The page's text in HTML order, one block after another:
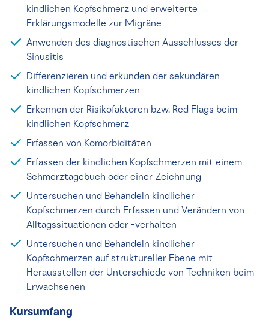
kindlichen Kopfschmerz und erweiterte
Erklärungsmodelle zur Migräne
Anwenden des diagnostischen Ausschlusses der
Sinusitis
Differenzieren und erkunden der sekundären
kindlichen Kopfschmerzen
Erkennen der Risikofaktoren bzw. Red Flags beim
kindlichen Kopfschmerz
Erfassen von Komorbiditäten
Erfassen der kindlichen Kopfschmerzen mit einem
Schmerztagebuch oder einer Zeichnung
Untersuchen und Behandeln kindlicher
Kopfschmerzen durch Erfassen und Verändern von
Alltagssituationen oder -verhalten
Untersuchen und Behandeln kindlicher
Kopfschmerzen auf struktureller Ebene mit
Herausstellen der Unterschiede von Techniken beim
Erwachsenen
Kursumfang